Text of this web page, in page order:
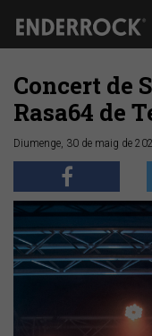
Concert de
Rasa64 de
Diumenge, 30 de maig de
Anterior